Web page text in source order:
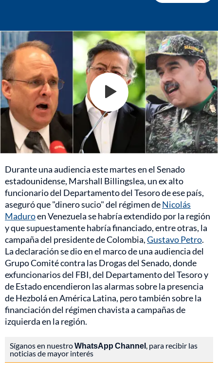
Durante una audiencia este martes en el Senado
estadounidense, Marshall Billingslea, un ex alto
funcionario del Departamento del Tesoro de ese país,
aseguró que "dinero sucio" del régimen deNicolás
Maduroen Venezuela se habría extendido por la región
y que supuestamente habría financiado, entre otras, la
campaña del presidente de Colombia,Gustavo Petro.
La declaración se dio en el marco de una audiencia del
Grupo Comité contra las Drogas del Senado, donde
exfuncionarios del FBI, del Departamento del Tesoro y
de Estado encendieron las alarmas sobre la presencia
de Hezbolá en América Latina, pero también sobre la
financiación del régimen chavista a campañas de
izquierda en la región.
Síganos en nuestroWhatsApp Channel , para recibir las
noticias de mayor interés